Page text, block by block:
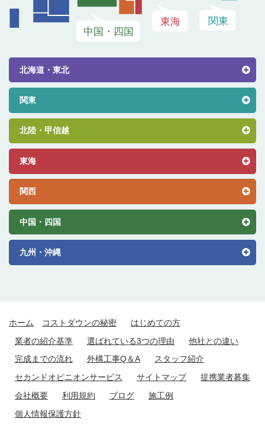
北海道・東北
関東
北陸・甲信越
東海
関西
中国・四国
九州・沖縄
ホーム コストダウンの秘密
はじめての方
業者の紹介基準
選ばれている3つの理由
他社との違い
完成までの流れ
外構工事Q＆A
スタッフ紹介
セカンドオピニオンサービス
サイトマップ
提携業者募集
会社概要
利用規約 ブログ
施工例
個人情報保護方針